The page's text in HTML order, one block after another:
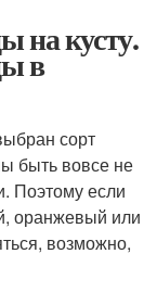
на кусту.
в
сорт
быть вовсе не
Поэтому если
оранжевый или
возможно,